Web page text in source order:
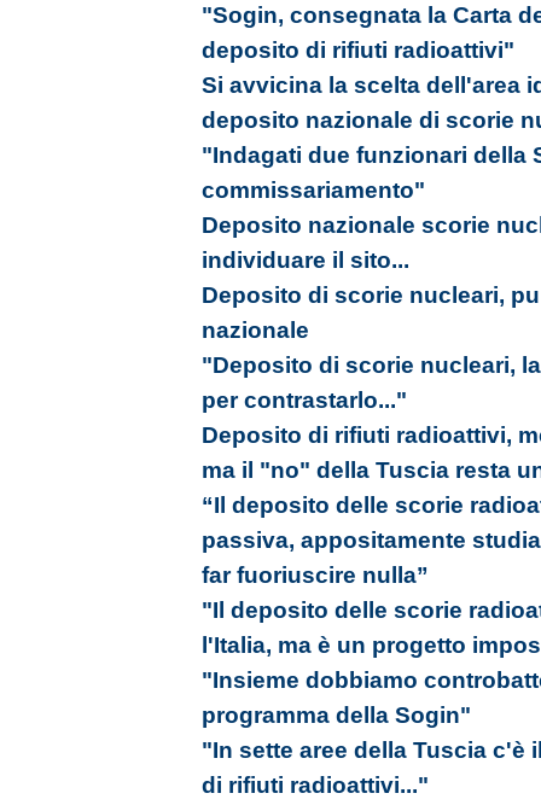
"Sogin, consegnata la Carta
deposito di rifiuti radioattivi"
Si avvicina la scelta dell'area
deposito nazionale di scorie
"Indagati due funzionari della
commissariamento"
Deposito nazionale scorie
individuare il sito...
Deposito di scorie nucleari,
nazionale
"Deposito di scorie nucleari,
per contrastarlo..."
Deposito di rifiuti radioattivi,
ma il "no" della Tuscia resta
“Il deposito delle scorie
passiva, appositamente
far fuoriuscire nulla”
"Il deposito delle scorie
l'Italia, ma è un progetto
"Insieme dobbiamo
programma della Sogin"
"In sette aree della Tuscia
di rifiuti radioattivi..."